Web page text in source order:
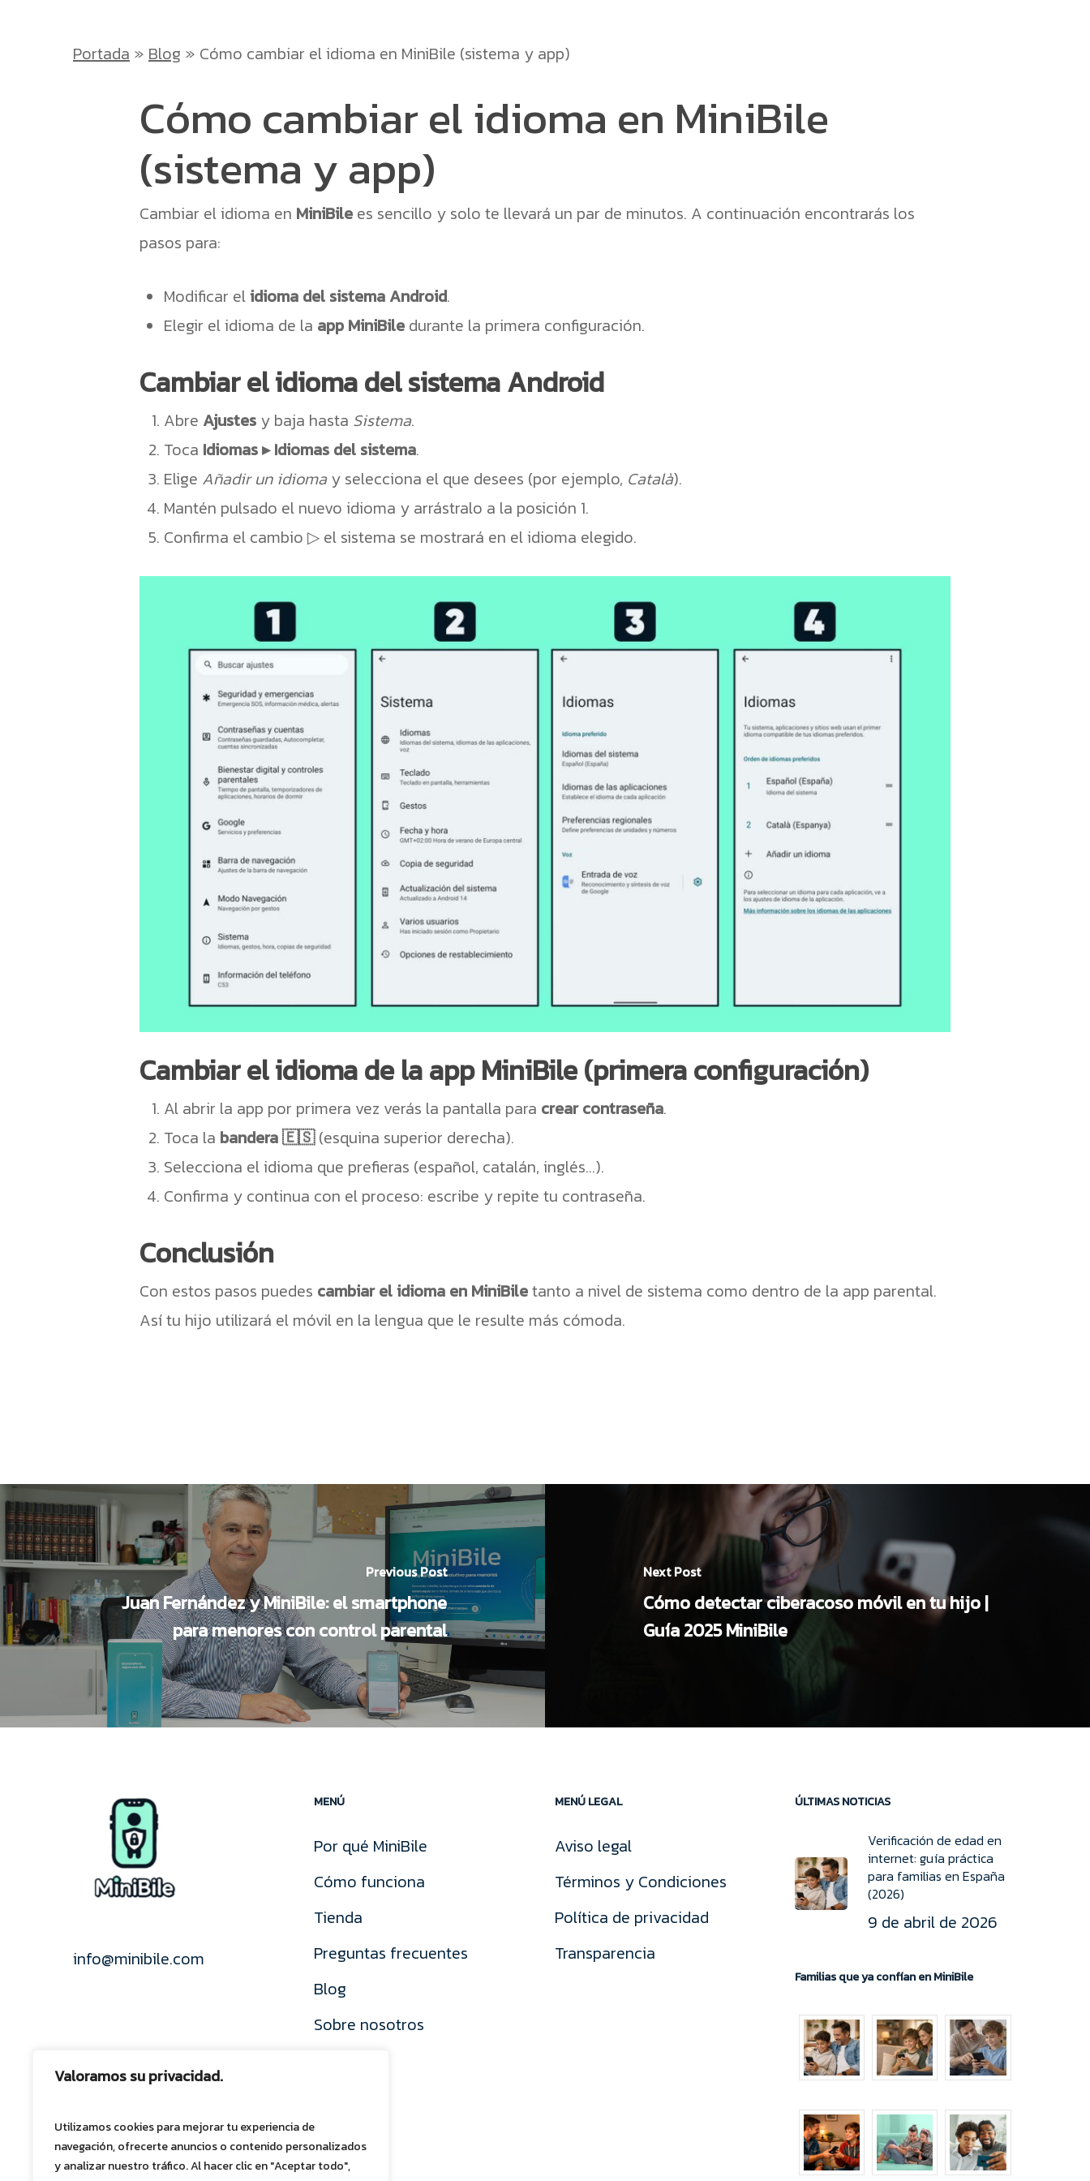
Valoramos su privacidad.
Utilizamos cookies para mejorar tu experiencia de
navegación, ofrecerte anuncios o contenido personalizados
y analizar nuestro tráfico. Al hacer clic en "Aceptar todo",
No hay productos en el carrito.
Portada » Blog » Cómo cambiar el idioma en MiniBile (sistema y app)
Cómo cambiar el idioma en MiniBile
(sistema y app)
Cambiar el idioma en MiniBile es sencillo y solo te llevará un par de minutos. A continuación encontrarás los
pasos para:
Modificar elidioma del sistema Android.
Elegir el idioma de la app MiniBile durante la primera configuración.
Cambiar el idioma del sistema Android
Abre Ajustes y baja hasta Sistema.
Toca Idiomas ▸ Idiomas del sistema.
Elige Añadir un idiomay selecciona el que desees (por ejemplo, Català).
Mantén pulsado el nuevo idioma y arrástralo a la posición 1.
Confirma el cambio ▷ el sistema se mostrará en el idioma elegido.
Cambiar el idioma de la app MiniBile (primera configuración)
Al abrir la app por primera vez verás la pantalla para crear contraseña.
Toca la bandera 🇪🇸(esquina superior derecha).
Selecciona el idioma que prefieras (español, catalán, inglés…).
Confirma y continua con el proceso: escribe y repite tu contraseña.
Conclusión
Con estos pasos puedes cambiar el idioma en MiniBiletanto a nivel de sistema como dentro de la app parental.
Así tu hijo utilizará el móvil en la lengua que le resulte más cómoda.
Previous Post
Juan Fernández y MiniBile: el smartphone
para menores con control parental
Next Post
Cómo detectar ciberacoso móvil en tu hijo |
Guía 2025 MiniBile
info@minibile.com
MENÚ
Por qué MiniBile
Cómo funciona
Tienda
Preguntas frecuentes
Blog
Sobre nosotros
MENÚ LEGAL
Aviso legal
Términos y Condiciones
Política de privacidad
Transparencia
ÚLTIMAS NOTICIAS
Verificación de edad en
internet: guía práctica
para familias en España
(2026)
9 de abril de 2026
Familias que ya confían en MiniBile